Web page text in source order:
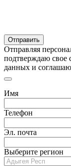
Отправляя
подтверждаю свое
данных и
Имя
Телефон
Эл. почта
Выберите регион